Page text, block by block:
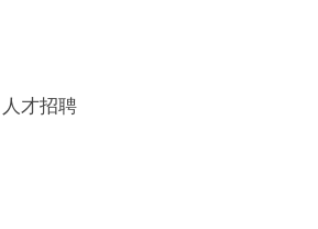
人才招聘